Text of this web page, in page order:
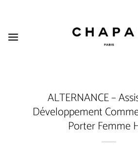
ALTERNANCE –
Développement
Porter Femme